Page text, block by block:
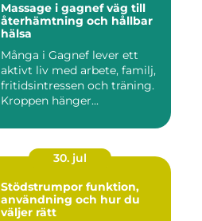
Massage i gagnef väg till
återhämtning och hållbar
hälsa
Många i Gagnef lever ett
aktivt liv med arbete, familj,
fritidsintressen och träning.
Kroppen hänger...
30. jul
Stödstrumpor funktion,
användning och hur du
väljer rätt